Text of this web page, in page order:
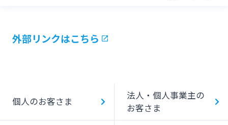
個人向けインターネットバンキング
法人向けインターネットバンキング
外部リンクはこちら
個人のお客さま
法人・個人事業主の
お客さま